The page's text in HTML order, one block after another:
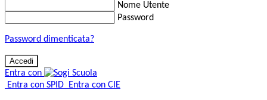
Nome Utente
Password
Password dimenticata?
Entra con
Entra con SPID Entra con CIE